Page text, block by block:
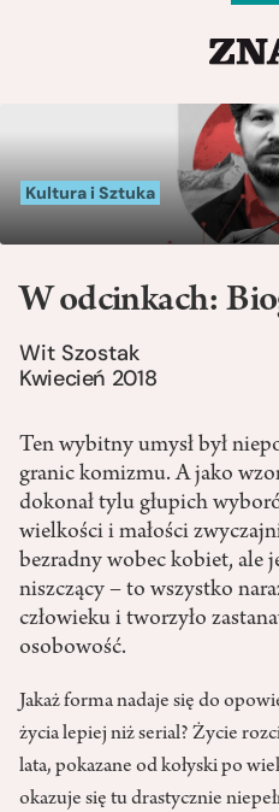
Kultura i Sztuka
W odcinkach:
Wit Szostak
Kwiecień 2018
Ten wybitny umysł był
granic komizmu. A jako
dokonał tylu głupich
wielkości i małości
bezradny wobec kobiet, ale
niszczący – to wszystko
człowieku i tworzyło
osobowość.
Jakaż forma nadaje się do
życia lepiej niż serial? Życie
lata, pokazane od kołyski po
okazuje się tu drastycznie